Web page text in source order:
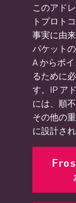
このアド
トプロト
事実に由
パケット
A からポ
るために
す。IP ア
には、順
その他の
に設計さ